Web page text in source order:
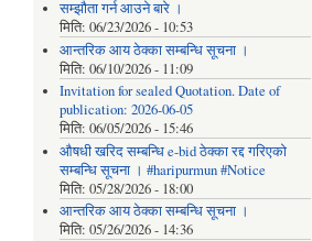
सम्झौता गर्न आउने बारे ।
मिति: 06/23/2026 - 10:53
आन्तरिक आय ठेक्का सम्बन्धि सूचना ।
मिति: 06/10/2026 - 11:09
Invitation for sealed Quotation. Date of
publication: 2026-06-05
मिति: 06/05/2026 - 15:46
औषधी खरिद सम्बन्धि e-bid ठेक्का रद्द गरिएको
सम्बन्धि सूचना । #haripurmun #Notice
मिति: 05/28/2026 - 18:00
आन्तरिक आय ठेक्का सम्बन्धि सूचना ।
मिति: 05/26/2026 - 14:36